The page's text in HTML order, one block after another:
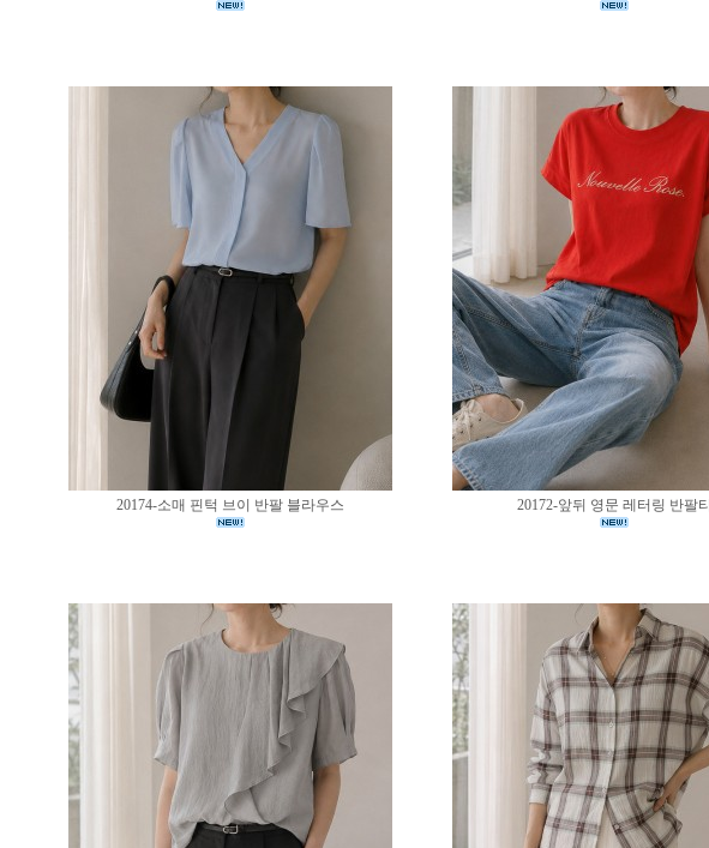
20174-소매 핀턱 브이 반팔 블라우스 20172-앞뒤 영문 레터링 반팔티